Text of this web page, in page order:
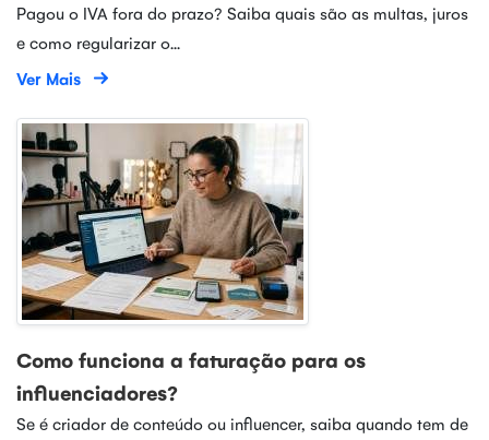
Pagou o IVA fora do prazo? Saiba quais são as multas, juros
e como regularizar o...
Ver Mais
Como funciona a faturação para os
influenciadores?
Se é criador de conteúdo ou influencer, saiba quando tem de